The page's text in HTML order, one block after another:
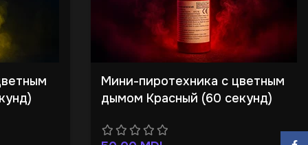
Мини-пиротехника с цветным
дымом Красный (60 секунд)